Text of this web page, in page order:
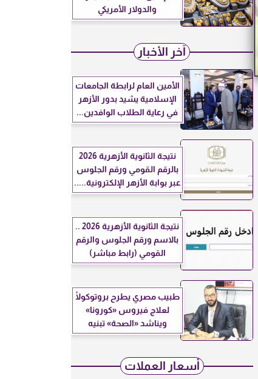
والدولار الأمريكي
آخر الأخبار
الأمين العام لرابطة الجامعات
الإسلامية يشيد بدور الأزهر
في رعاية الطلاب الوافدين...
نتيجة الثانوية الأزهرية 2026
بالرقم القومي ورقم الجلوس
عبر بوابة الأزهر الإلكترونية.....
نتيجة الثانوية الأزهرية 2026 ..
بالاسم ورقم الجلوس والرقم
القومي (رابط مباشر)
طبيب مصري يطرح بروتوكولًا
لعلاج فيروس «كورونا»
ويناشد «الصحة» تبنيه
أسعار العملات